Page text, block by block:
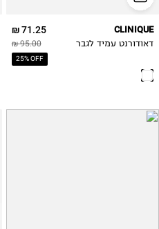
71.25 ₪
95.00 ₪
25% OFF
CLINIQUE
דאודורנט עמיד לגבר